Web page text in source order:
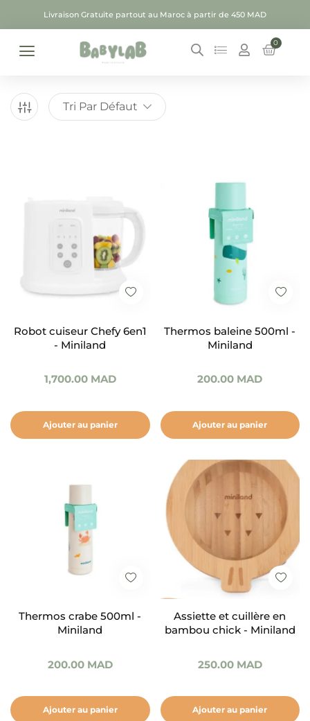
Livraison Gratuite partout au Maroc à partir de 450 MAD
0
Tri Par Défaut
Robot cuiseur Chefy 6en1
- Miniland
1,700.00 MAD
Ajouter au panier
Thermos baleine 500ml -
Miniland
200.00 MAD
Ajouter au panier
Thermos crabe 500ml -
Miniland
200.00 MAD
Ajouter au panier
Assiette et cuillère en
bambou chick - Miniland
250.00 MAD
Ajouter au panier